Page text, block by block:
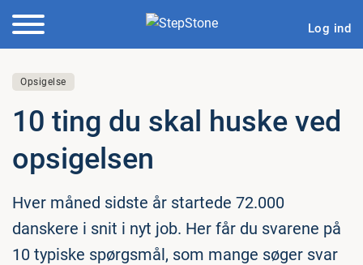
Log ind
Opsigelse
10 ting du skal huske ved
op­si­gel­sen
Hver måned sidste år startede 72.000
danskere i snit i nyt job. Her får du svarene på
10 typiske spørgsmål, som mange søger svar